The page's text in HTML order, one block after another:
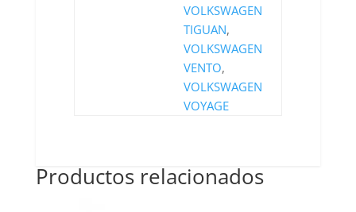
VOLKSWAGEN
TIGUAN,
VOLKSWAGEN
VENTO,
VOLKSWAGEN
VOYAGE
Productos relacionados